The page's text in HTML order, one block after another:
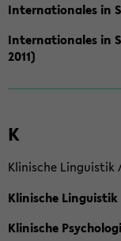
Internationales in
Internationales in
2011)
K
Klinische Linguistik
Klinische Linguistik
Klinische